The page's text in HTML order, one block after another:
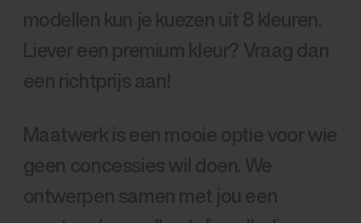
modellen kun je kuezen uit 8 kleuren.
Liever een premium kleur? Vraag dan
een richtprijs aan!
Maatwerk is een mooie optie voor wie
geen concessies wil doen. We
ontwerpen samen met jou een